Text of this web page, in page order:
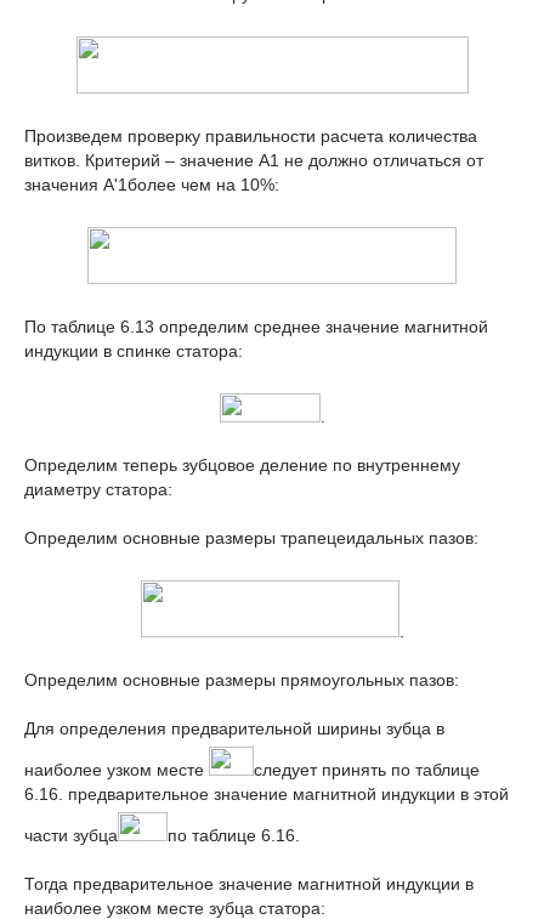
Произведем проверку правильности расчета количества
витков. Критерий – значение A1 не должно отличаться от
значения A'1более чем на 10%:
По таблице 6.13 определим среднее значение магнитной
индукции в спинке статора:
Определим теперь зубцовое деление по внутреннему
диаметру статора:
Определим основные размеры трапецеидальных пазов:
Определим основные размеры прямоугольных пазов:
Для определения предварительной ширины зубца в
наиболее узком месте
следует принять по таблице
6.16. предварительное значение магнитной индукции в этой
части зубца по таблице 6.16.
Тогда предварительное значение магнитной индукции в
наиболее узком месте зубца статора: